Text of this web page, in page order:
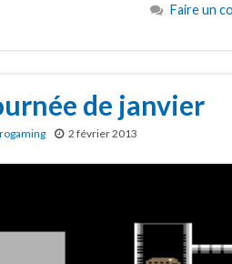
Faire un
de janvier
2 février 2013